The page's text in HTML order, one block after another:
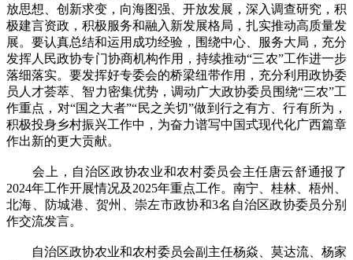
放思想、创新求变，向海图强、开放发展，深入调查研究，积
极建言资政，积极服务和融入新发展格局，扎实推动高质量发
展。要认真总结和运用成功经验，围绕中心、服务大局，充分
发挥人民政协专门协商机构作用，持续推动“三农”工作进一步
落细落实。要发挥好专委会的桥梁纽带作用，充分利用政协委
员人才荟萃、智力密集优势，调动广大政协委员围绕“三农”工
作重点，对“国之大者”“民之关切”做到行之有方、行有所为，
积极投身乡村振兴工作中，为奋力谱写中国式现代化广西篇章
作出新的更大贡献。
会上，自治区政协农业和农村委员会主任唐云舒通报了
2024年工作开展情况及2025年重点工作。南宁、桂林、梧州、
北海、防城港、贺州、崇左市政协和3名自治区政协委员分别
作交流发言。
自治区政协农业和农村委员会副主任杨焱、莫达流、杨家